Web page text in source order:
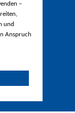
–
und
Anspruch